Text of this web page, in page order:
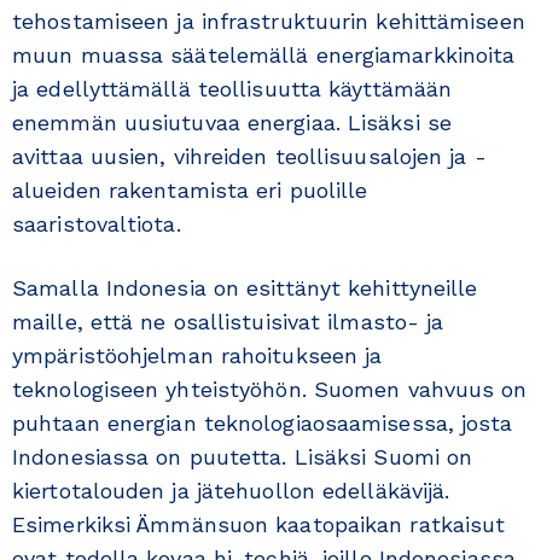
tehostamiseen ja infrastruktuurin kehittämiseen
muun muassa säätelemällä energiamarkkinoita
ja edellyttämällä teollisuutta käyttämään
enemmän uusiutuvaa energiaa. Lisäksi se
avittaa uusien, vihreiden teollisuusalojen ja -
alueiden rakentamista eri puolille
saaristovaltiota.
Samalla Indonesia on esittänyt kehittyneille
maille, että ne osallistuisivat ilmasto- ja
ympäristöohjelman rahoitukseen ja
teknologiseen yhteistyöhön. Suomen vahvuus on
puhtaan energian teknologiaosaamisessa, josta
Indonesiassa on puutetta. Lisäksi Suomi on
kiertotalouden ja jätehuollon edelläkävijä.
Esimerkiksi Ämmänsuon kaatopaikan ratkaisut